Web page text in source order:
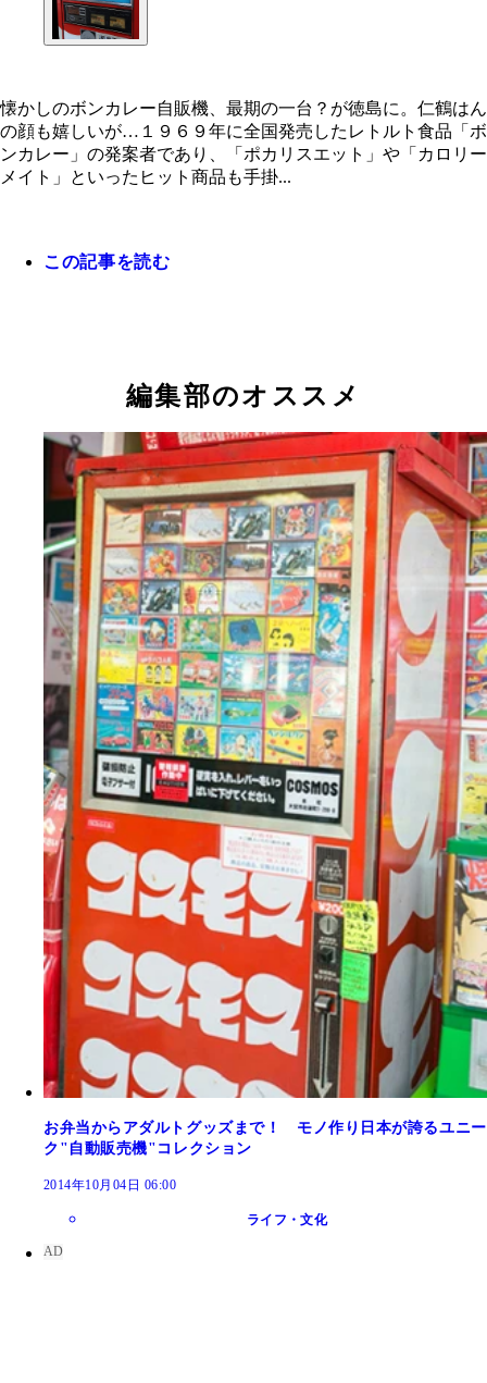
懐かしのボンカレー自販機、最期の一台？が徳島
鶴はんの顔も嬉しいが…
懐かしのボンカレー自販機、最期の一台？が徳島に。仁鶴はん
の顔も嬉しいが…１９６９年に全国発売したレトルト食品「ボ
ンカレー」の発案者であり、「ポカリスエット」や「カロリー
メイト」といったヒット商品も手掛...
この記事を読む
編集部のオススメ
お弁当からアダルトグッズまで！ モノ作り日本が誇るユニー
ク"自動販売機"コレクション
2014年10月04日 06:00
ライフ・文化